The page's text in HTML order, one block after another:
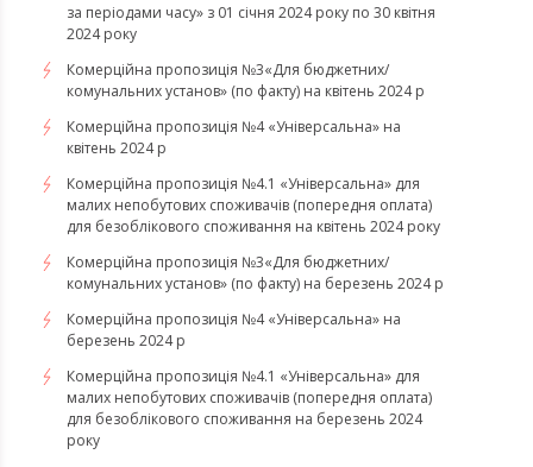
за періодами часу» з 01 січня 2024 року по 30 квітня
2024 року
Комерційна пропозиція №3«Для бюджетних/
комунальних установ» (по факту) на квітень 2024 р
Комерційна пропозиція №4 «Універсальна» на
квітень 2024 р
Комерційна пропозиція №4.1 «Універсальна» для
малих непобутових споживачів (попередня оплата)
для безоблікового споживання на квітень 2024 року
Комерційна пропозиція №3«Для бюджетних/
комунальних установ» (по факту) на березень 2024 р
Комерційна пропозиція №4 «Універсальна» на
березень 2024 р
Комерційна пропозиція №4.1 «Універсальна» для
малих непобутових споживачів (попередня оплата)
для безоблікового споживання на березень 2024
року